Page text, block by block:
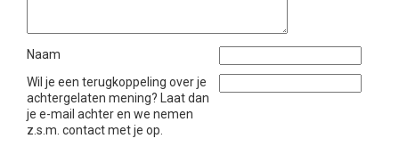
Naam
Wil je een terugkoppeling over je
achtergelaten mening? Laat dan
je e-mail achter en we nemen
z.s.m. contact met je op.